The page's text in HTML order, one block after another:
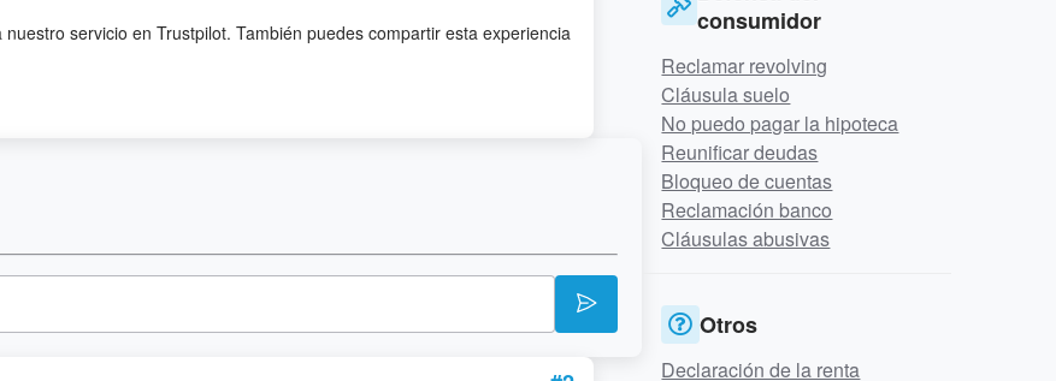
servicio en Trustpilot. También puedes compartir esta experiencia
consumidor
Reclamar revolving
Cláusula suelo
No puedo pagar la hipoteca
Reunificar deudas
Bloqueo de cuentas
Reclamación banco
Cláusulas abusivas
Otros
Declaración de la renta